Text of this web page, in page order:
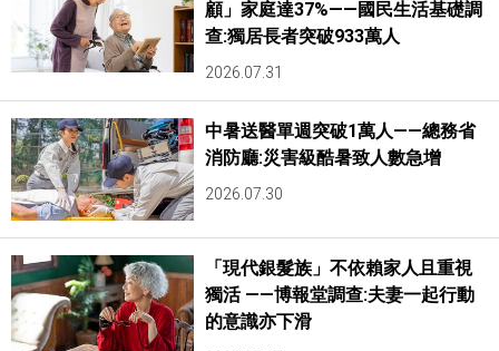
顧」家庭達37%——國民生活基礎調
查:獨居長者突破933萬人
2026.07.31
中暑送醫單週突破1萬人——總務省
消防廳:災害級酷暑致人數急增
2026.07.30
「現代銀髮族」不依賴家人且重視
獨活 ——博報堂調查:夫妻一起行動
的意識亦下滑